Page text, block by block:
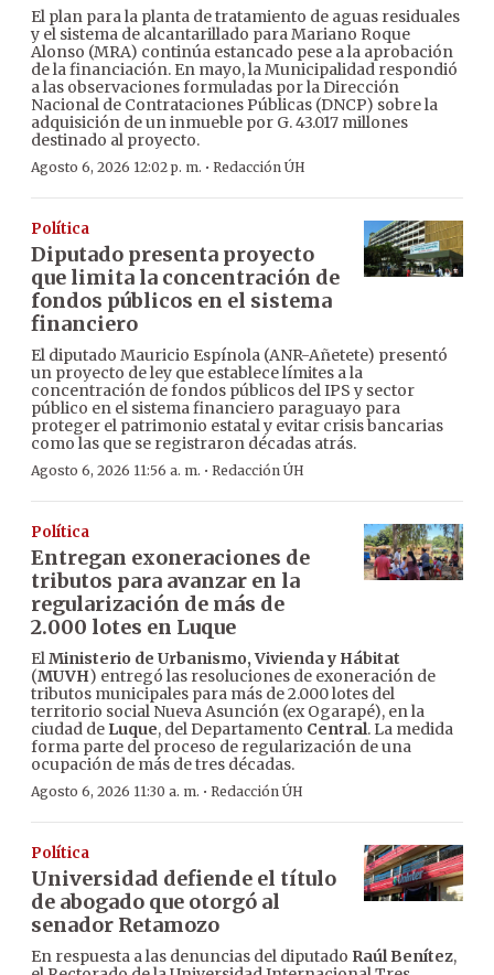
El plan para la planta de tratamiento de aguas residuales
y el sistema de alcantarillado para Mariano Roque
Alonso (MRA) continúa estancado pese a la aprobación
de la financiación. En mayo, la Municipalidad respondió
a las observaciones formuladas por la Dirección
Nacional de Contrataciones Públicas (DNCP) sobre la
adquisición de un inmueble por G. 43.017 millones
destinado al proyecto.
Agosto 6, 2026 12:02 p. m. · Redacción ÚH
Política
Diputado presenta proyecto
que limita la concentración de
fondos públicos en el sistema
financiero
El diputado Mauricio Espínola (ANR-Añetete) presentó
un proyecto de ley que establece límites a la
concentración de fondos públicos del IPS y sector
público en el sistema financiero paraguayo para
proteger el patrimonio estatal y evitar crisis bancarias
como las que se registraron décadas atrás.
Agosto 6, 2026 11:56 a. m. · Redacción ÚH
Política
Entregan exoneraciones de
tributos para avanzar en la
regularización de más de
2.000 lotes en Luque
ElMinisterio de Urbanismo, Vivienda y Hábitat
(MUVH) entregó las resoluciones de exoneración de
tributos municipales para más de 2.000 lotes del
territorio social Nueva Asunción (ex Ogarapé), en la
ciudad de Luque, del Departamento Central. La medida
forma parte del proceso de regularización de una
ocupación de más de tres décadas.
Agosto 6, 2026 11:30 a. m. · Redacción ÚH
Política
Universidad defiende el título
de abogado que otorgó al
senador Retamozo
En respuesta a las denuncias del diputado Raúl Benítez,